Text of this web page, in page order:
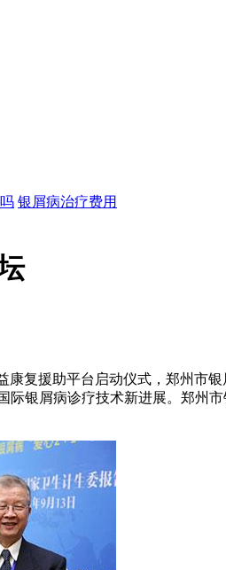
银屑病治疗费用
复援助平台启动仪式，郑州市
银屑病诊疗技术新进展。郑州